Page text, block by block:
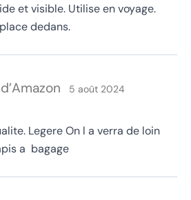
et visible. Utilise en voyage.
dedans.
5 août 2024
Legere On l a verra de loin
a bagage